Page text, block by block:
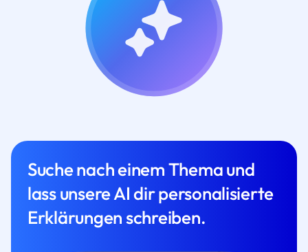
Suche nach einem Thema und
lass unsere AI dir personalisierte
Erklärungen schreiben.